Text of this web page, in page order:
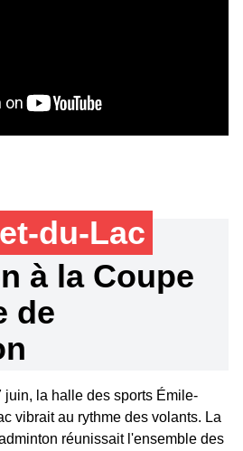
du-Lac
à la Coupe
de
juin, la halle des sports Émile-
vibrait au rythme des volants. La
réunissait l'ensemble des